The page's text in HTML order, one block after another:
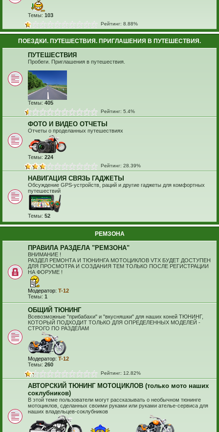
Темы: 103
Рейтинг: 8.88%
ПОЕЗДКИ. ПУТЕШЕСТВИЯ. ПРИГЛАШЕНИЯ В ПУТЕШЕСТВИЯ.
ПУТЕШЕСТВИЯ
Пробеги. Приглашения в путешествия.
Темы: 405
Рейтинг: 5.4%
ФОТО И ВИДЕО ОТЧЕТЫ
Отчеты о проделанных путешествиях
Темы: 224
Рейтинг: 28.39%
НАВИГАЦИЯ СВЯЗЬ ГАДЖЕТЫ
Обсуждение GPS-устройств, раций и другие гаджеты для комфортных
путешествий
Темы: 52
РЕМЗОНА
ПРАВИЛА РАЗДЕЛА "РЕМЗОНА"
ВНИМАНИЕ !
РАЗДЕЛ РЕМОНТА И ТЮНИНГА МОТОЦИКЛОВ VTX БУДЕТ ДОСТУПЕН
ДЛЯ ПРОСМОТРА И СОЗДАНИЯ ТЕМ ТОЛЬКО ПОСЛЕ РЕГИСТРАЦИИ
НА ФОРУМЕ !
Модератор: T-12
Темы: 1
ОБЩИЙ ТЮНИНГ
Всевозможные "прибабахи" и "вкусняшки" для наших коней ТЮНИНГ,
КОТОРЫЙ ПОДХОДИТ ТОЛЬКО ДЛЯ ОПРЕДЕЛЕННЫХ МОДЕЛЕЙ -
СТРОГО ПО РАЗДЕЛАМ
Модератор: T-12
Темы: 260
Рейтинг: 12.82%
АВТОРСКИЙ ТЮНИНГ МОТОЦИКЛОВ (только мото наших
соклубников)
В этой теме пользователи могут рассказывать о необычном тюнинге
мотоциклов, сделанных своими руками или руками ателье-сервиса для
наших владельцев-соклубников